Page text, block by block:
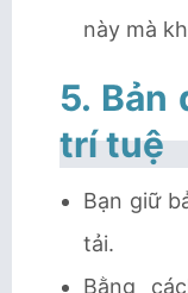
này mà
5. Bản
trí tuệ
Bạn giữ
tải.
Bằng